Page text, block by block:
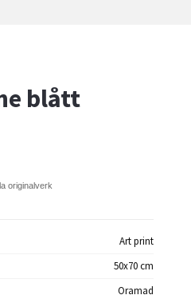
blått
originalverk
Art print
50x70 cm
Oramad